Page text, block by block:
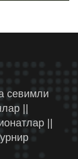
севимли
||
||